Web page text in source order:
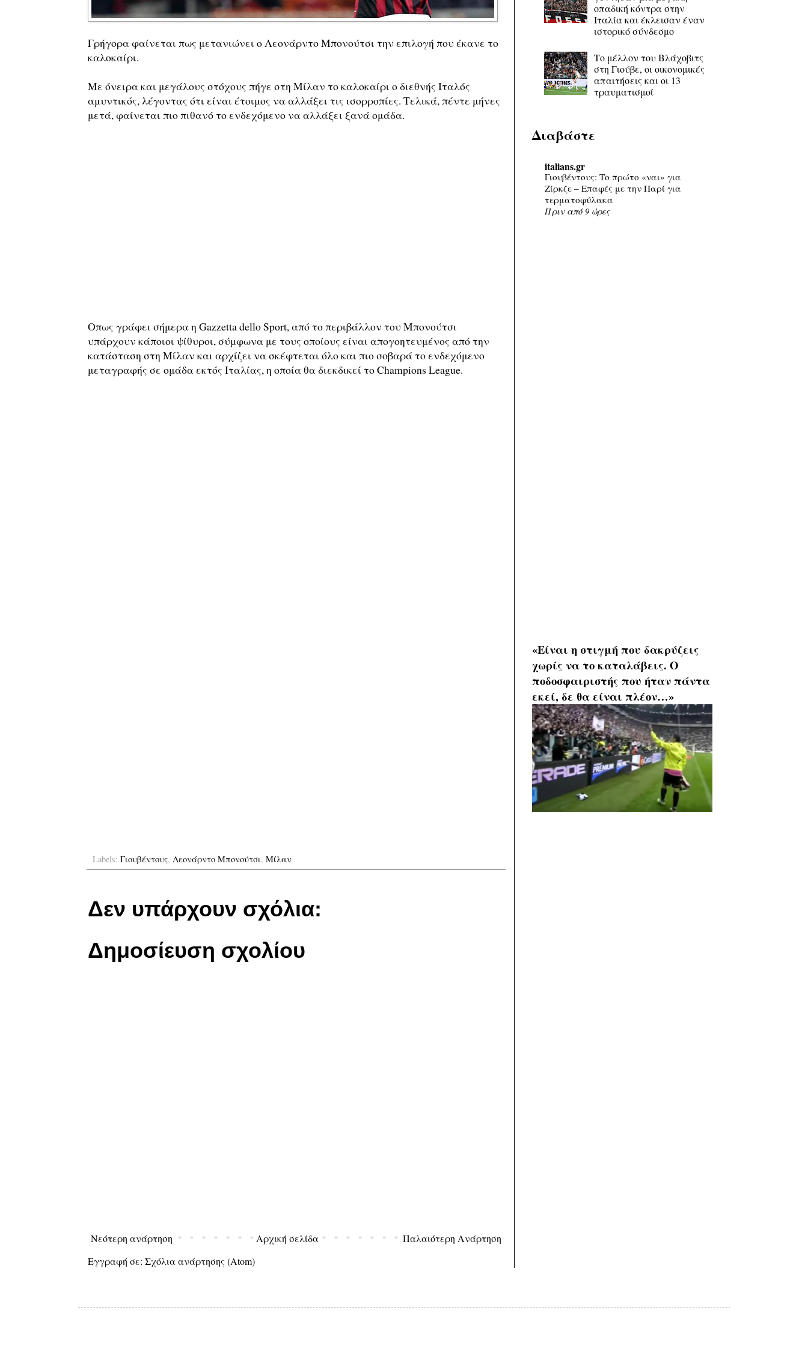
Γρήγορα φαίνεται πως μετανιώνει ο Λεονάρντο Μπονούτσι την επιλογή που έκανε το
καλοκαίρι.
Με όνειρα και μεγάλους στόχους πήγε στη Μίλαν το καλοκαίρι ο διεθνής Ιταλός
αμυντικός, λέγοντας ότι είναι έτοιμος να αλλάξει τις ισορροπίες. Τελικά, πέντε μήνες
μετά, φαίνεται πιο πιθανό το ενδεχόμενο να αλλάξει ξανά ομάδα.
Οπως γράφει σήμερα η Gazzetta dello Sport, από το περιβάλλον του Μπονούτσι
υπάρχουν κάποιοι ψίθυροι, σύμφωνα με τους οποίους είναι απογοητευμένος από την
κατάσταση στη Μίλαν και αρχίζει να σκέφτεται όλο και πιο σοβαρά το ενδεχόμενο
μεταγραφής σε ομάδα εκτός Ιταλίας, η οποία θα διεκδικεί το Champions League.
Labels: Γιουβέντους, Λεονάρντο Μπονούτσι, Μίλαν
Δεν υπάρχουν σχόλια:
Δημοσίευση σχολίου
Νεότερη ανάρτηση Παλαιότερη Ανάρτηση
Αρχική σελίδα
Εγγραφή σε: Σχόλια ανάρτησης (Atom)
οπαδική κόντρα στην
Ιταλία και έκλεισαν έναν
ιστορικό σύνδεσμο
Το μέλλον του Βλάχοβιτς
στη Γιούβε, οι οικονομικές
απαιτήσεις και οι 13
τραυματισμοί
Διαβάστε
italians.gr
Γιουβέντους: Το πρώτο «ναι» για
Ζίρκζε – Επαφές με την Παρί για
τερματοφύλακα
Πριν από 9 ώρες
«Είναι η στιγμή που δακρύζεις
χωρίς να το καταλάβεις. Ο
ποδοσφαιριστής που ήταν πάντα
εκεί, δε θα είναι πλέον…»